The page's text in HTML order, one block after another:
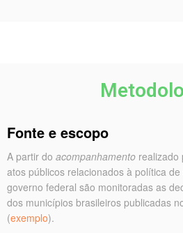
Fonte e escopo
A partir do acompanhamento realizado
atos públicos relacionados à política
governo federal são monitoradas as
dos municípios brasileiros publicadas
(exemplo).